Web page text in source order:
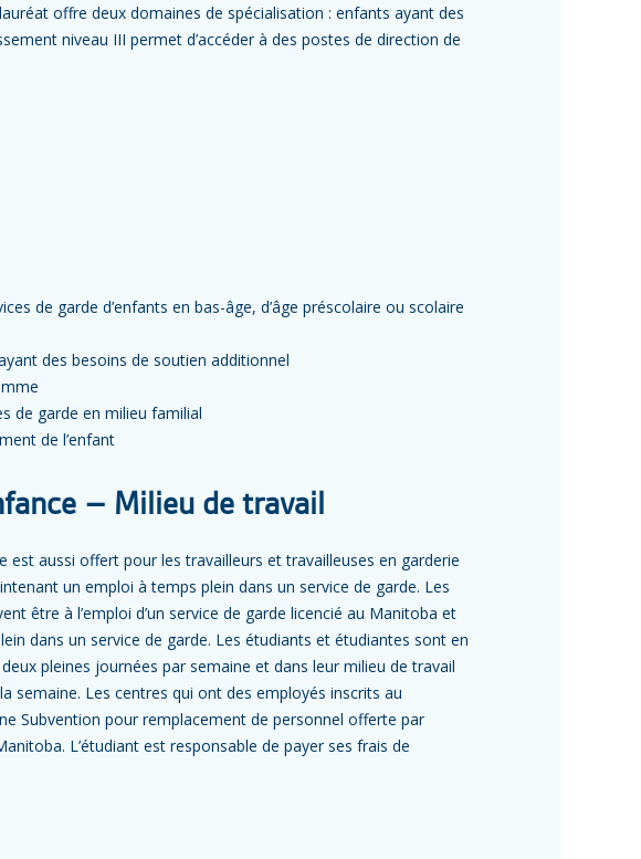
offre deux domaines de spécialisation : enfants ayant des
niveau III permet d’accéder à des postes de direction de
de garde d’enfants en bas-âge, d’âge préscolaire ou scolaire
des besoins de soutien additionnel
de garde en milieu familial
de l’enfant
– Milieu de travail
est aussi offert pour les travailleurs et travailleuses en garderie
un emploi à temps plein dans un service de garde. Les
être à l’emploi d’un service de garde licencié au Manitoba et
dans un service de garde. Les étudiants et étudiantes sont en
pleines journées par semaine et dans leur milieu de travail
semaine. Les centres qui ont des employés inscrits au
Subvention pour remplacement de personnel offerte par
L’étudiant est responsable de payer ses frais de